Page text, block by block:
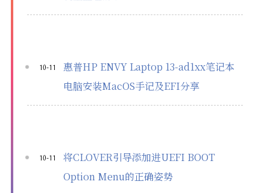
惠普HP ENVY Laptop 13-ad1xx笔记本
电脑安装MacOS手记及EFI分享
10-11
将CLOVER引导添加进UEFI BOOT
Option Menu的正确姿势
10-11